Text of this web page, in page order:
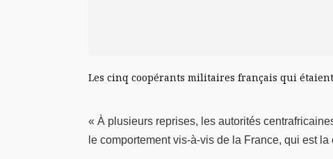
Les cinq coopérants militaires français qui
« À plusieurs reprises, les autorités
le comportement vis-à-vis de la France, qui est